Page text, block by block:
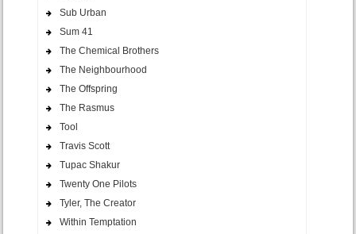
Sub Urban
Sum 41
The Chemical Brothers
The Neighbourhood
The Offspring
The Rasmus
Tool
Travis Scott
Tupac Shakur
Twenty One Pilots
Tyler, The Creator
Within Temptation